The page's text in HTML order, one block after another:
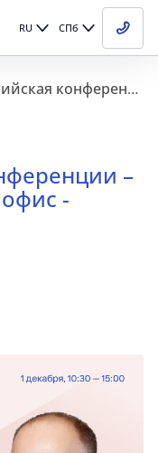
RU СПб
7я Всероссийская конференции – практикум «Зеленый офис - зеленый город»
–
-